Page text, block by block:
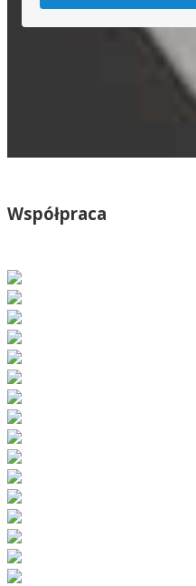
Współpraca